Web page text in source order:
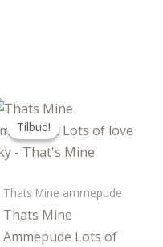
Tilbud!
Tilbud!
Thats Mine ammepude
Thats Mine
Ammepude Lots of